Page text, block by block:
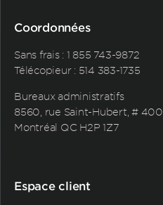
Coordonnées
Sans frais : 1 855 743-9872
Télécopieur : 514 383-1735
Bureaux administratifs
8560, rue Saint-Hubert, # 400
Montréal QC H2P 1Z7
Espace client